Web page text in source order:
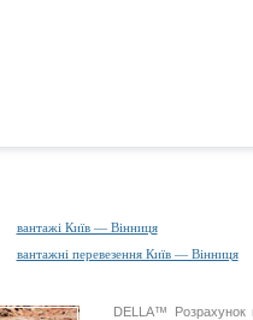
вантажі Київ — Вінниця
вантажні перевезення Київ — Вінниця
DELLA™
Розрахунок